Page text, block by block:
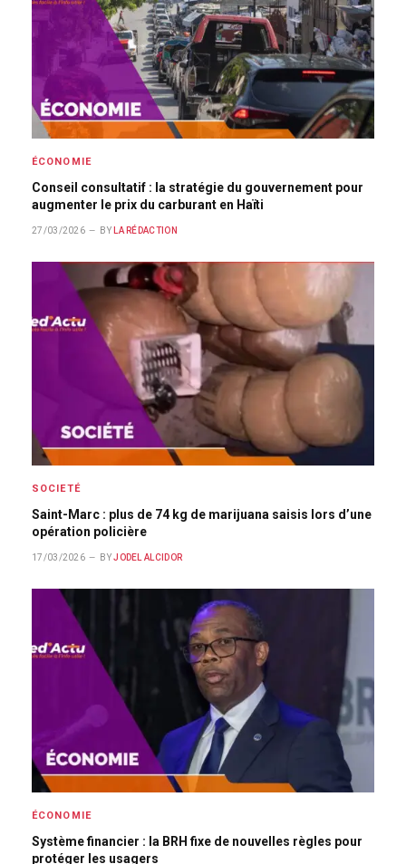
ÉCONOMIE
Conseil consultatif : la stratégie du gouvernement pour
augmenter le prix du carburant en Haïti
27/03/2026 BY LA RÉDACTION
SOCIETÉ
Saint-Marc : plus de 74 kg de marijuana saisis lors d’une
opération policière
17/03/2026 BY JODEL ALCIDOR
ÉCONOMIE
Système financier : la BRH fixe de nouvelles règles pour
protéger les usagers